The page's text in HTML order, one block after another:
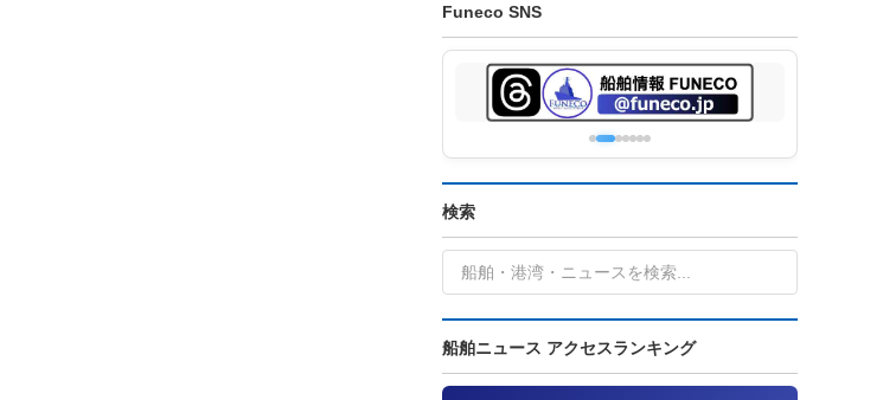
Funeco SNS
検索
船舶ニュース アクセスランキング